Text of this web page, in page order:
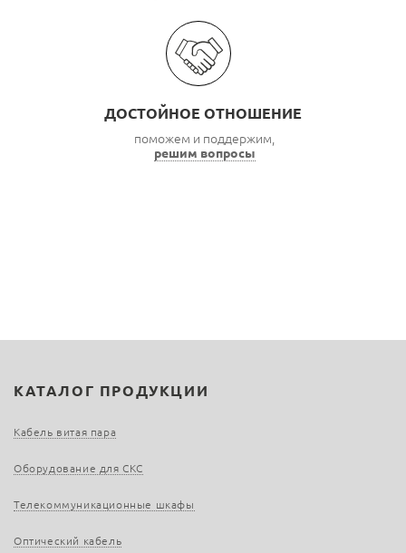
ДОСТОЙНОЕ ОТНОШЕНИЕ
поможем и поддержим,
решим вопросы
КАТАЛОГ ПРОДУКЦИИ
Кабель витая пара
Оборудование для СКС
Телекоммуникационные шкафы
Оптический кабель